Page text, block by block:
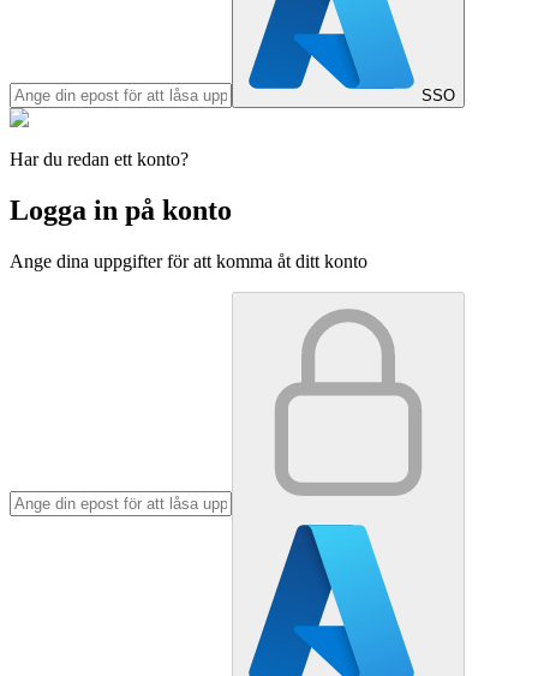
SSO
Har du redan ett konto?
Logga in på konto
Ange dina uppgifter för att komma åt ditt konto